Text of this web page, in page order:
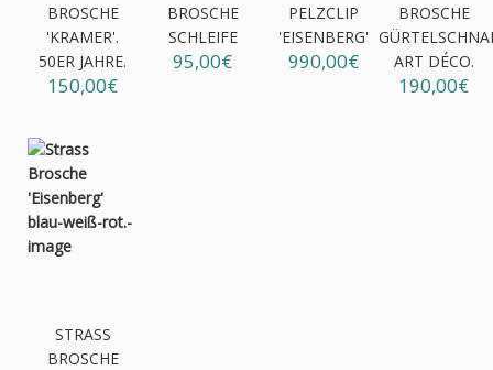
BROSCHE
'KRAMER'.
50ER JAHRE.
150,00€
BROSCHE
SCHLEIFE
95,00€
PELZCLIP
'EISENBERG'
990,00€
BROSCHE
ART DÉCO.
190,00€
STRASS
BROSCHE